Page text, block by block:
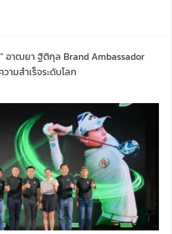
” อาฒยา ฐิติกุล Brand Ambassador
มสำเร็จระดับโลก